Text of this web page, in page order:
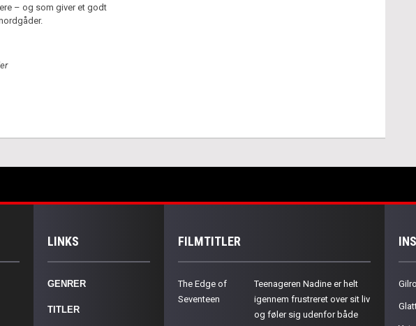
– og som giver et godt
LINKS
GENRER
TITLER
FILMTITLER
The Edge of
Seventeen
Teenageren Nadine er helt
igennem frustreret over sit liv
og føler sig udenfor både